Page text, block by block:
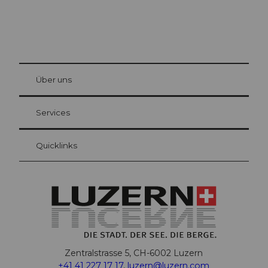
Gästekarte Luzern
Ihre Vorteile als Übernachtungsgast
at Bre
Über uns
Services
Quicklinks
Zentralstrasse 5, CH-6002 Luzern
+41 41 227 17 17, luzern@luzern.com